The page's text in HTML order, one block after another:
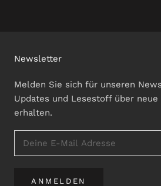
Newsletter
Melden Sie sich für unseren
Updates und Lesestoff über neue
erhalten.
ANMELDEN